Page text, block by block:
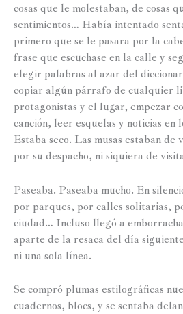
cosas que le molestaban, de cosas
sentimientos… Había intentado
primero que se le pasara por la
frase que escuchase en la calle y
elegir palabras al azar del
copiar algún párrafo de cualquier
protagonistas y el lugar, empezar
canción, leer esquelas y noticias en
Estaba seco. Las musas estaban de
por su despacho, ni siquiera de
Paseaba. Paseaba mucho. En
por parques, por calles solitarias,
ciudad… Incluso llegó a
aparte de la resaca del día
ni una sola línea.
Se compró plumas estilográficas
cuadernos, blocs, y se sentaba